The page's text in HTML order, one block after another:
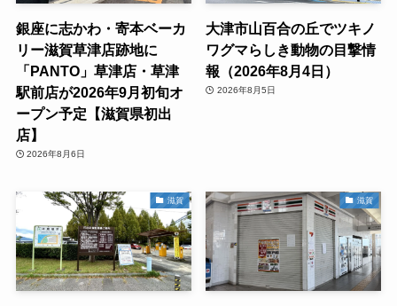
銀座に志かわ・寄本ベーカ
リー滋賀草津店跡地に
「PANTO」草津店・草津
駅前店が2026年9月初旬オ
ープン予定【滋賀県初出
店】
2026年8月6日
大津市山百合の丘でツキノ
ワグマらしき動物の目撃情
報（2026年8月4日）
2026年8月5日
滋賀 滋賀